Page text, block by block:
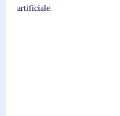
artificiale.